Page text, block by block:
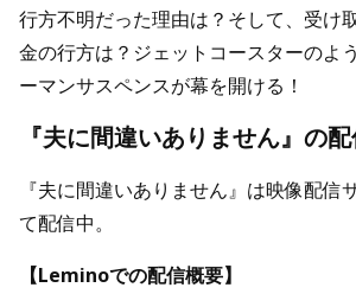
行方不明だった理由は？そして、受け
金の行方は？ジェットコースターのよ
ーマンサスペンスが幕を開ける！
『夫に間違いありません』の
『夫に間違いありません』は映像配信
て配信中。
【Leminoでの配信概要】